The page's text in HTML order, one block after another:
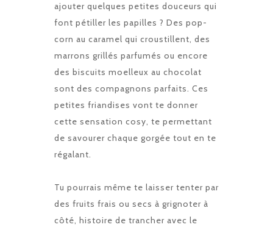
ajouter quelques petites douceurs qui
font pétiller les papilles ? Des pop-
corn au caramel qui croustillent, des
marrons grillés parfumés ou encore
des biscuits moelleux au chocolat
sont des compagnons parfaits. Ces
petites friandises vont te donner
cette sensation cosy, te permettant
de savourer chaque gorgée tout en te
régalant.
Tu pourrais même te laisser tenter par
des fruits frais ou secs à grignoter à
côté, histoire de trancher avec le